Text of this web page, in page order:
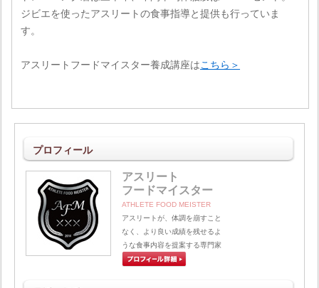
ジビエを使ったアスリートの食事指導と提供も行っていま
す。
アスリートフードマイスター養成講座はこちら＞
プロフィール
アスリート
フードマイスター
ATHLETE FOOD MEISTER
アスリートが、体調を崩すこと
なく、より良い成績を残せるよ
うな食事内容を提案する専門家